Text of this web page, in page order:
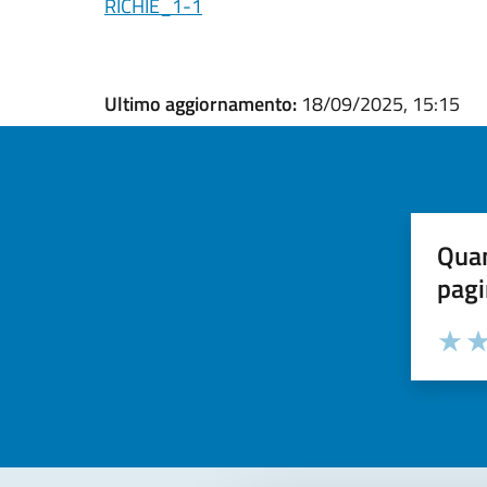
RICHIE_1-1
Ultimo aggiornamento: 18/09/2025, 15:15
Valuta